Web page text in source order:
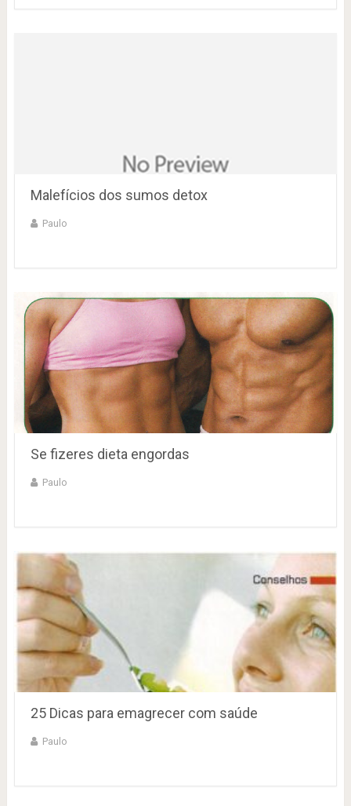
Malefícios dos sumos detox
Paulo
Se fizeres dieta engordas
Paulo
25 Dicas para emagrecer com saúde
Paulo